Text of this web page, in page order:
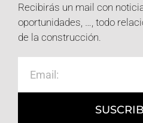
Recibirás un mail con
oportunidades, …, todo
de la construcción.